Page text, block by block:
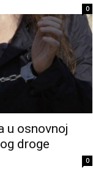
0
u osnovnoj
droge
0